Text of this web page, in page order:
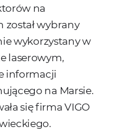
na
został wybrany
wykorzystany w
laserowym,
informacji
na Marsie.
się firma VIGO